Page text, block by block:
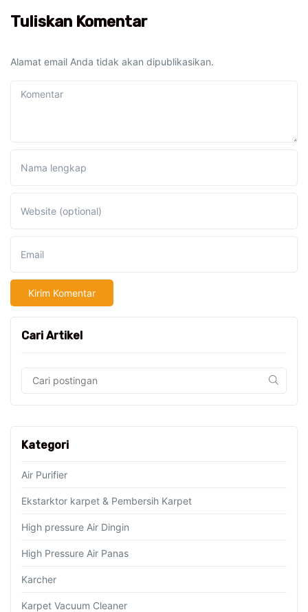
Tuliskan Komentar
Alamat email Anda tidak akan dipublikasikan.
Komentar
Nama lengkap
Website (optional)
Email
Cari Artikel
Kategori
Air Purifier
Ekstarktor karpet & Pembersih Karpet
High pressure Air Dingin
High Pressure Air Panas
Karcher
Karpet Vacuum Cleaner